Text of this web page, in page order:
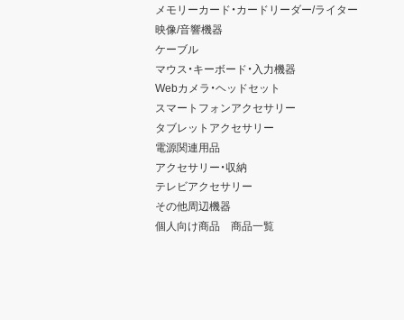
メモリーカード・カードリーダー/ライター
映像/音響機器
ケーブル
マウス・キーボード・入力機器
Webカメラ・ヘッドセット
スマートフォンアクセサリー
タブレットアクセサリー
電源関連用品
アクセサリー・収納
テレビアクセサリー
その他周辺機器
個人向け商品 商品一覧